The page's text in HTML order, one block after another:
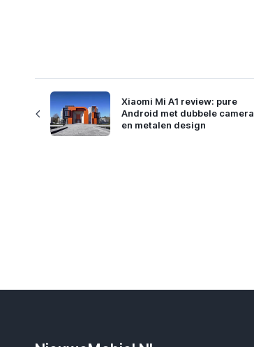
Xiaomi Mi A1 review: pure
Android met dubbele camera
en metalen design